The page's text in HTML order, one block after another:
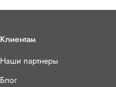
Клиентам
Наши партнеры
Блог